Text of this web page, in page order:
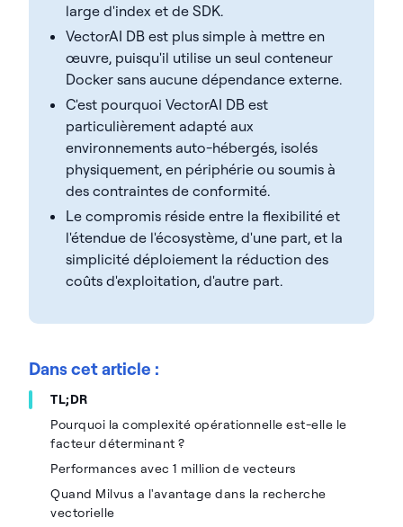
large d'index et de SDK.
VectorAI DB est plus simple à mettre en
œuvre, puisqu'il utilise un seul conteneur
Docker sans aucune dépendance externe.
C'est pourquoi VectorAI DB est
particulièrement adapté aux
environnements auto-hébergés, isolés
physiquement, en périphérie ou soumis à
des contraintes de conformité.
Le compromis réside entre la flexibilité et
l'étendue de l'écosystème, d'une part, et la
simplicité déploiement la réduction des
coûts d'exploitation, d'autre part.
Dans cet article :
TL;DR
Pourquoi la complexité opérationnelle est-elle le
facteur déterminant ?
Performances avec 1 million de vecteurs
Quand Milvus a l'avantage dans la recherche
vectorielle